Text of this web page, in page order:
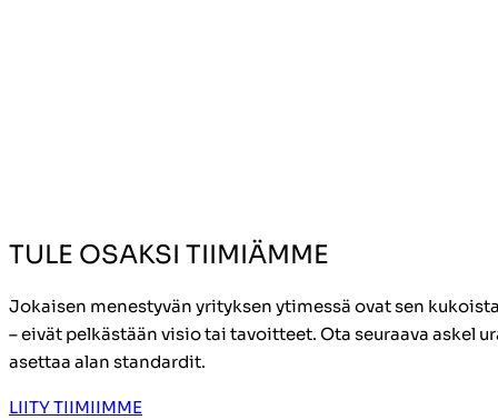
TULE OSAKSI TIIMIÄMME
Jokaisen menestyvän yrityksen ytimessä ovat sen
– eivät pelkästään visio tai tavoitteet. Ota seuraava askel
asettaa alan standardit.
LIITY TIIMIIMME